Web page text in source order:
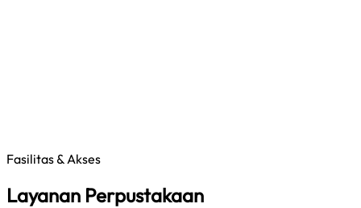
Fasilitas & Akses
Layanan Perpustakaan